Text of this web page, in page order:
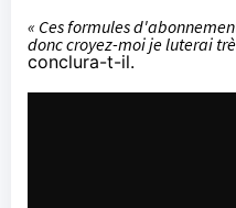
« Ces formules
donc croyez-moi je luterai
conclura-t-il.